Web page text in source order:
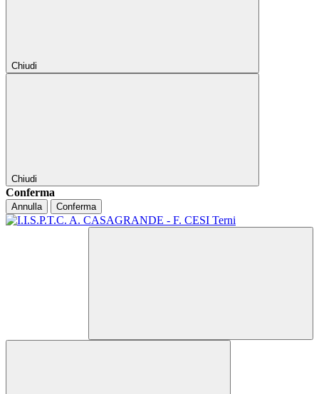
Chiudi
Chiudi
Conferma
Annulla Conferma